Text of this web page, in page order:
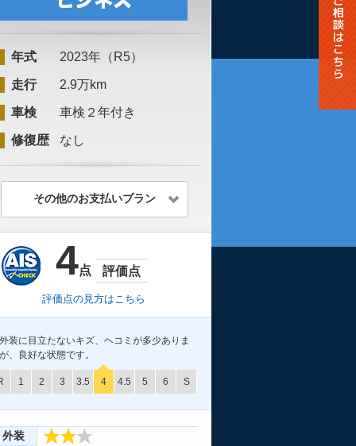
年式 2023年（R5）
走行 2.9万km
車検 車検２年付き
修復歴 なし
その他のお支払いプラン
4点 評価点
評価点の見方はこちら
装に目立たないキズ、ヘコミが多少ありま
、良好な状態です。
1 2 3 3.5 4 4.5 5 6 S
外装